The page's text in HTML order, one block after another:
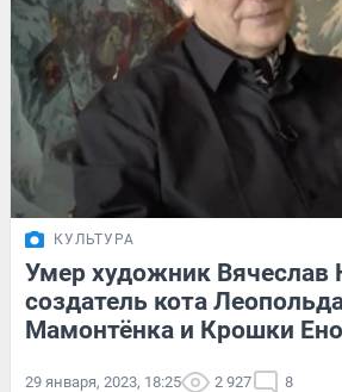
КУЛЬТУРА
Умер художник Вячеслав
создатель кота
Мамонтёнка и Крошки
29 января, 2023, 18:25 2 927 8